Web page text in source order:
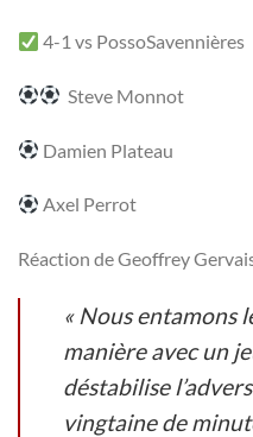
4-1 vs PossoSavennières
Steve Monnot
Damien Plateau
Axel Perrot
Réaction de Geoffrey
« Nous entamons
manière avec un
déstabilise
vingtaine de